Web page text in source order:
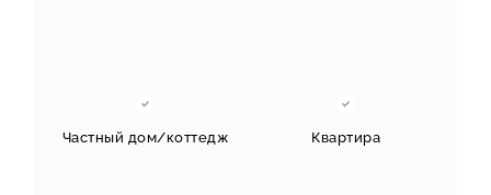
Частный дом/коттедж Квартира